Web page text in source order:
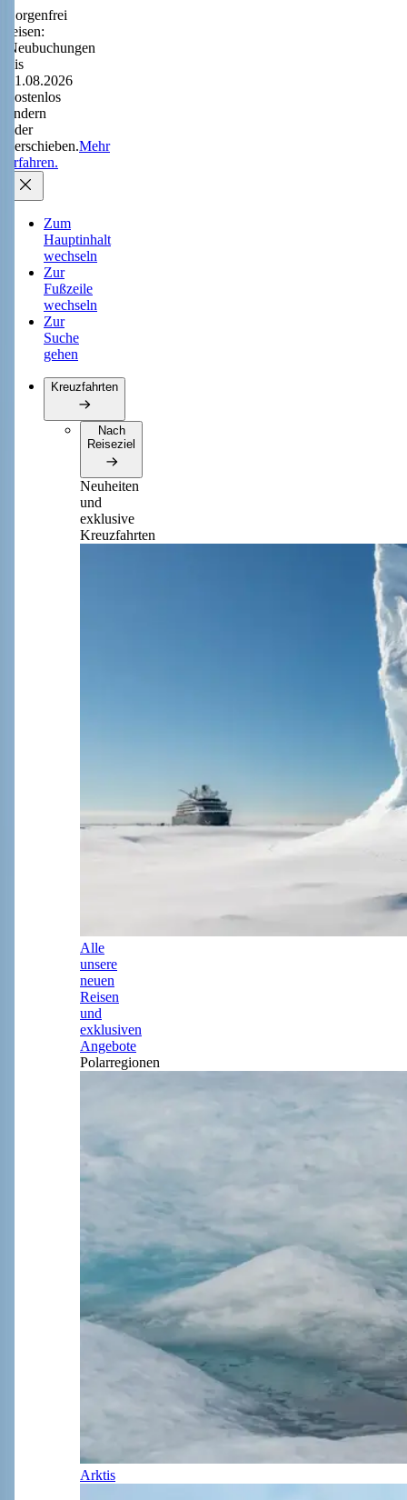
Sorgenfrei
reisen:
Neubuchungen
bis
31.08.2026
kostenlos
ändern
oder
verschieben.Mehr
erfahren.
Zum
Hauptinhalt
wechseln
Zur
Fußzeile
wechseln
Zur
Suche
gehen
Kreuzfahrten
Nach
Reiseziel
Neuheiten
und
exklusive
Kreuzfahrten
Alle
unsere
neuen
Reisen
und
exklusiven
Angebote
Polarregionen
Arktis